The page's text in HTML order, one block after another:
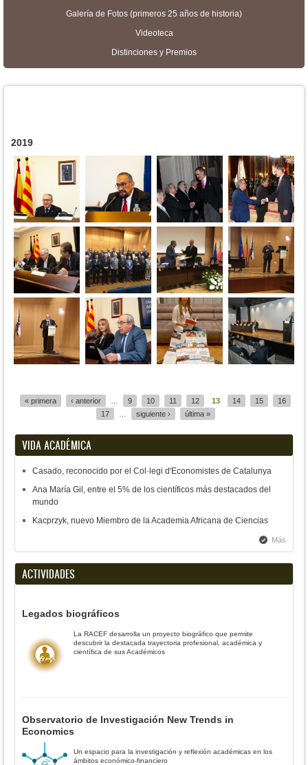
Galería de Fotos (primeros 25 años de historia)
Videoteca
Distinciones y Premios
2019
« primera ‹ anterior 9 10 11 12 13 14 15
16
17
siguiente › última »
VIDA ACADÉMICA
Casado, reconocido por el Col·legi d'Economistes de Catalunya
Ana María Gil, entre el 5% de los científicos más destacados del
mundo
Kacprzyk, nuevo Miembro de la Academia Africana de Ciencias
Más
ACTIVIDADES
Legados biográficos
La RACEF desarrolla un proyecto biográfico que permite
descubrir la destacada trayectoria profesional, académica y
científica de sus Académicos
Observatorio de Investigación New Trends in
Economics
Un espacio para la investigación y reflexión académicas en los
ámbitos económico-financiero